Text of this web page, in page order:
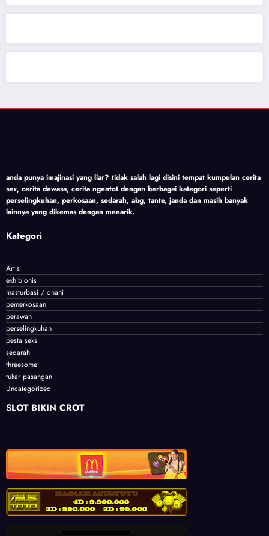
anda punya imajinasi yang liar? tidak salah lagi disini tempat kumpulan cerita
sex, cerita dewasa, cerita ngentot dengan berbagai kategori seperti
perselingkuhan, perkosaan, sedarah, abg, tante, janda dan masih banyak
lainnya yang dikemas dengan menarik.
Kategori
Artis
exhibionis
masturbasi / onani
pemerkosaan
perawan
perselingkuhan
pesta seks
sedarah
threesome
tukar pasangan
Uncategorized
SLOT BIKIN CROT